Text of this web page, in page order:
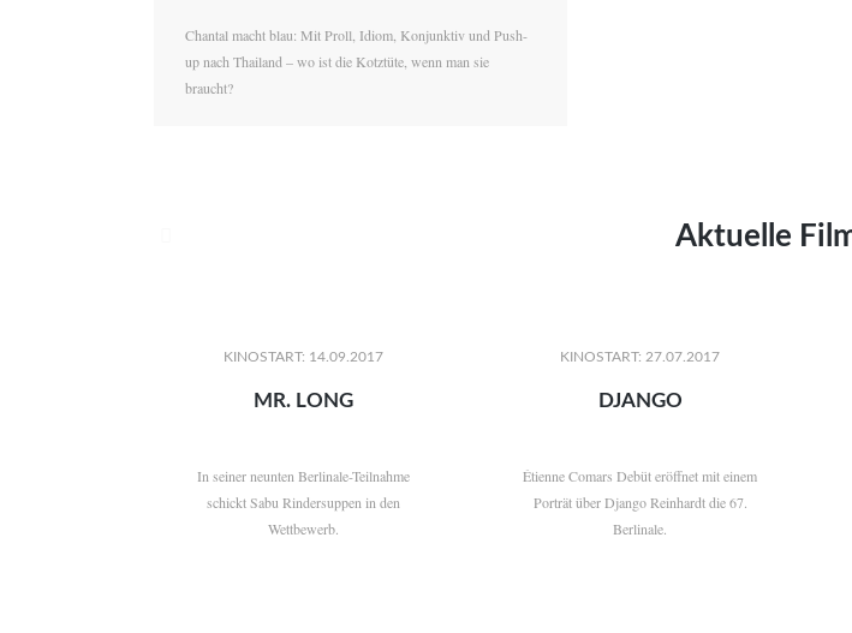
Chantal macht blau: Mit Proll, Idiom, Konjunktiv und Push-
up nach Thailand – wo ist die Kotztüte, wenn man sie
braucht?
Aktuelle
KINOSTART: 14.09.2017
MR. LONG
In seiner neunten Berlinale-Teilnahme
schickt Sabu Rindersuppen in den
Wettbewerb.
KINOSTART: 27.07.2017
DJANGO
Étienne Comars Debüt eröffnet mit einem
Porträt über Django Reinhardt die 67.
Berlinale.